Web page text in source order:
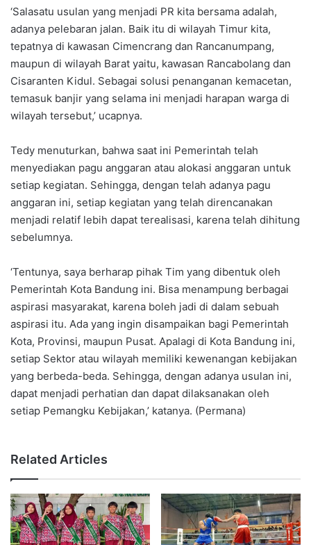
‘Salasatu usulan yang menjadi PR kita bersama adalah,
adanya pelebaran jalan. Baik itu di wilayah Timur kita,
tepatnya di kawasan Cimencrang dan Rancanumpang,
maupun di wilayah Barat yaitu, kawasan Rancabolang dan
Cisaranten Kidul. Sebagai solusi penanganan kemacetan,
temasuk banjir yang selama ini menjadi harapan warga di
wilayah tersebut,’ ucapnya.
Tedy menuturkan, bahwa saat ini Pemerintah telah
menyediakan pagu anggaran atau alokasi anggaran untuk
setiap kegiatan. Sehingga, dengan telah adanya pagu
anggaran ini, setiap kegiatan yang telah direncanakan
menjadi relatif lebih dapat terealisasi, karena telah dihitung
sebelumnya.
‘Tentunya, saya berharap pihak Tim yang dibentuk oleh
Pemerintah Kota Bandung ini. Bisa menampung berbagai
aspirasi masyarakat, karena boleh jadi di dalam sebuah
aspirasi itu. Ada yang ingin disampaikan bagi Pemerintah
Kota, Provinsi, maupun Pusat. Apalagi di Kota Bandung ini,
setiap Sektor atau wilayah memiliki kewenangan kebijakan
yang berbeda-beda. Sehingga, dengan adanya usulan ini,
dapat menjadi perhatian dan dapat dilaksanakan oleh
setiap Pemangku Kebijakan,’ katanya. (Permana)
Related Articles